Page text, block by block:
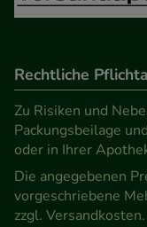
Werbung auf
Medien
Rechtliche
Zu Risiken und
Packungsbeilage
oder in Ihrer
Die angegebenen
vorgeschriebene
zzgl. Versandkosten.